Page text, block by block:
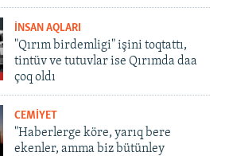
İNSAN AQLARI
"Qırım birdemligi" işini toqtattı,
tintüv ve tutuvlar ise Qırımda daa
çoq oldı
CEMİYET
"Haberlerge köre, yarıq bere
ekenler, amma biz bütünley